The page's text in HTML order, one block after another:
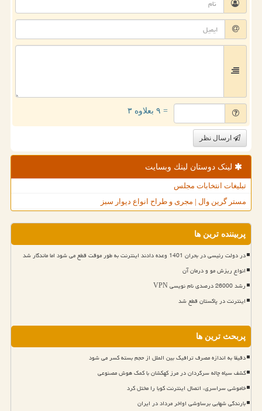
= ۹ بعلاوه ۳
ارسال نظر
لینک دوستان لینك وبسایت
تبلیغات انتخابات مجلس
مستر گرین وال | مجری و طراح انواع دیوار سبز
پربیننده ترین ها
در دولت رئیسی در بحران 1401 وعده دادند اینترنت به طور موقت قطع می شود اما ماندگار شد
انواع ریزش مو و درمان آن
رشد 26000 درصدی نام نویسی VPN
اینترنت در پاکستان قطع شد
پربحث ترین ها
دقیقا به اندازه مصرف ترافیک بین الملل از حجم بسته کسر می شود
کشف سیاه چاله سرگردان در مرز کهکشان با کمک هوش مصنوعی
خاموشی سراسری، اتصال اینترنت کوبا را مختل کرد
بارندگی شهابی برساوشی اواخر مرداد در ایران